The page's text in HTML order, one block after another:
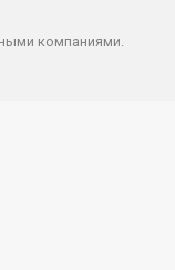
компаниями.